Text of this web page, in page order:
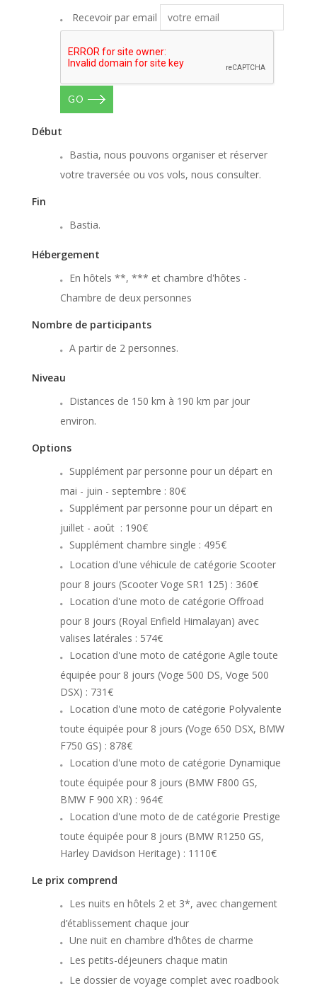
Recevoir par email
GO
Début
Bastia, nous pouvons organiser et réserver
votre traversée ou vos vols, nous consulter.
Fin
Bastia.
Hébergement
En hôtels **, *** et chambre d'hôtes -
Chambre de deux personnes
Nombre de participants
A partir de 2 personnes.
Niveau
Distances de 150 km à 190 km par jour
environ.
Options
Supplément par personne pour un départ en
mai - juin - septembre : 80€
Supplément par personne pour un départ en
juillet - août : 190€
Supplément chambre single : 495€
Location d'une véhicule de catégorie Scooter
pour 8 jours (Scooter Voge SR1 125) : 360€
Location d'une moto de catégorie Offroad
pour 8 jours (Royal Enfield Himalayan) avec
valises latérales : 574€
Location d'une moto de catégorie Agile toute
équipée pour 8 jours (Voge 500 DS, Voge 500
DSX) : 731€
Location d'une moto de catégorie Polyvalente
toute équipée pour 8 jours (Voge 650 DSX, BMW
F750 GS) : 878€
Location d'une moto de catégorie Dynamique
toute équipée pour 8 jours (BMW F800 GS,
BMW F 900 XR) : 964€
Location d'une moto de de catégorie Prestige
toute équipée pour 8 jours (BMW R1250 GS,
Harley Davidson Heritage) : 1110€
Le prix comprend
Les nuits en hôtels 2 et 3*, avec changement
d’établissement chaque jour
Une nuit en chambre d'hôtes de charme
Les petits-déjeuners chaque matin
Le dossier de voyage complet avec roadbook